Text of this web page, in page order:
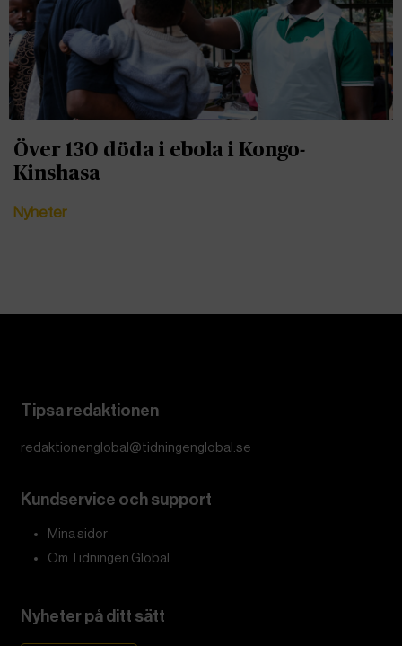
Över 130 döda i ebola i Kongo-
Kinshasa
Nyheter
Tipsa redaktionen
redaktionenglobal@tidningenglobal.se
Kundservice och support
Mina sidor
Om Tidningen Global
Nyheter på ditt sätt